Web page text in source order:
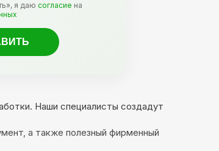
я даю согласие на
Наши специалисты создадут
а также полезный фирменный